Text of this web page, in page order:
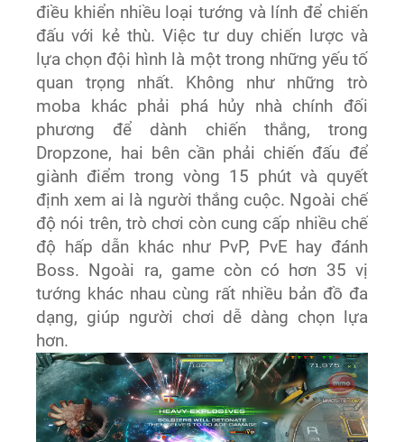
điều khiển nhiều loại tướng và lính để chiến
đấu với kẻ thù. Việc tư duy chiến lược và
lựa chọn đội hình là một trong những yếu tố
quan trọng nhất. Không như những trò
moba khác phải phá hủy nhà chính đối
phương để dành chiến thắng, trong
Dropzone, hai bên cần phải chiến đấu để
giành điểm trong vòng 15 phút và quyết
định xem ai là người thắng cuộc. Ngoài chế
độ nói trên, trò chơi còn cung cấp nhiều chế
độ hấp dẫn khác như PvP, PvE hay đánh
Boss. Ngoài ra, game còn có hơn 35 vị
tướng khác nhau cùng rất nhiều bản đồ đa
dạng, giúp người chơi dễ dàng chọn lựa
hơn.